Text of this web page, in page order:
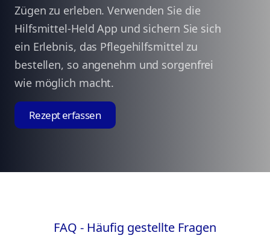
Zügen zu erleben. Verwenden Sie die
Hilfsmittel-Held App und sichern Sie sich
ein Erlebnis, das Pflegehilfsmittel zu
bestellen, so angenehm und sorgenfrei
wie möglich macht.
Rezept erfassen
FAQ - Häufig gestellte Fragen